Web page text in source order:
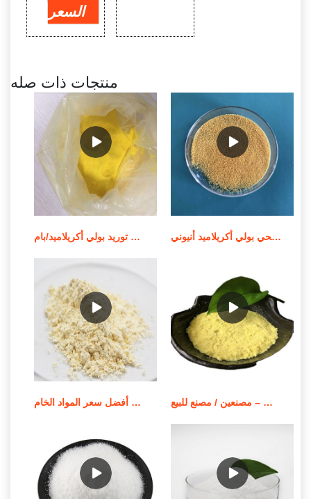
السعر
منتجات ذات صله
توريد بولي أكريلاميد/بام MSDS لمعالجة المياه في الصين الشركة المصنعة للمواد الكيميائية لمعالجة مياه الصرف الصحي بولي أكريلاميد أنيوني
أفضل سعر المواد الخام apam/مسحوق بولي أكريلاميد أنيوني بوليمر بولي أكريلاميد قابل للذوبان في الزيت – مصنعين / مصنع للبيع